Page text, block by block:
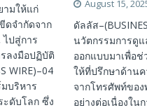
August 15,
ดัลลัส
นวัตกรรมการดูแ
ออกแบบมาเพื่อ
ให้ที่ปรึกษาด้าน
จากโทรศัพท์ของ
อย่างต่อเนื่องใน
ามให้แก่
ดจำกัดจาก
ปสู่การ
ลงมือปฏิบัติ
WIRE)–04
บริหาร
ะดับโลก ซึ่ง